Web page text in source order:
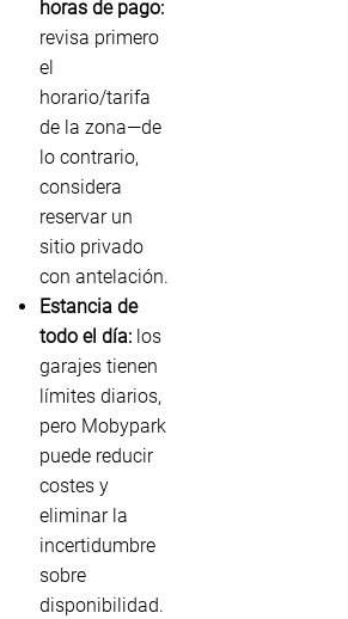
horas de pago:
revisa primero
el
horario/tarifa
de la zona—de
lo contrario,
considera
reservar un
sitio privado
con antelación.
Estancia de
todo el día: los
garajes tienen
límites diarios,
pero Mobypark
puede reducir
costes y
eliminar la
incertidumbre
sobre
disponibilidad.